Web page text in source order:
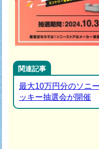
関連記事
最大10万円分のソニ
ッキー抽選会が開催